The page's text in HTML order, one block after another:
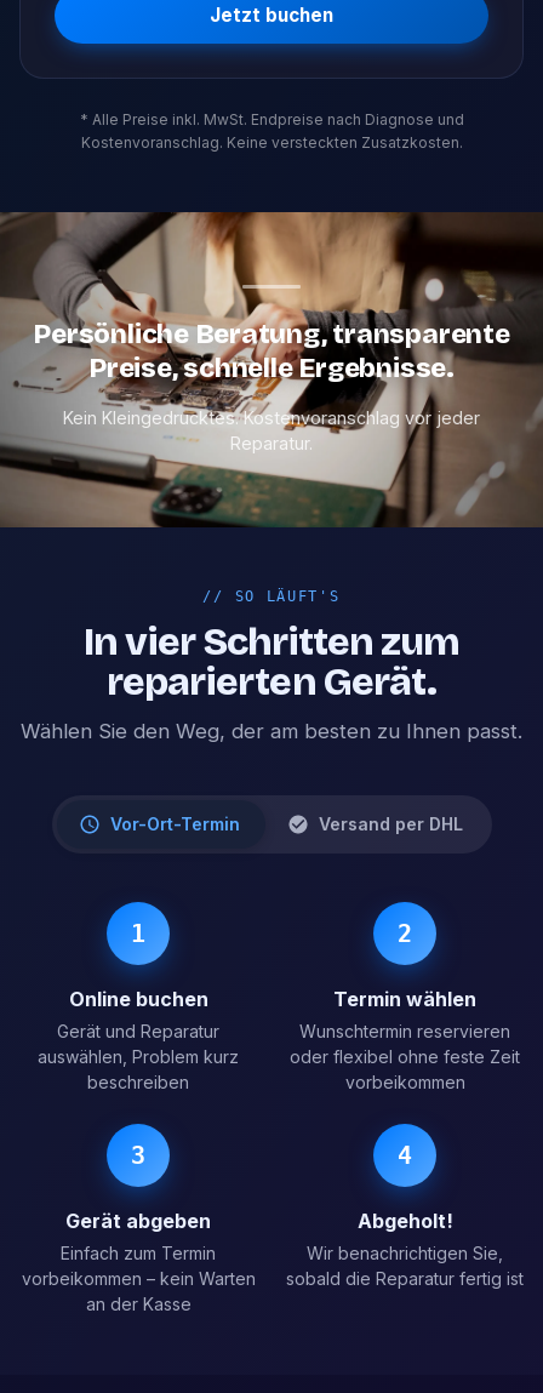
Jetzt buchen
* Alle Preise inkl. MwSt. Endpreise nach Diagnose und
Kostenvoranschlag. Keine versteckten Zusatzkosten.
Persönliche Beratung, transparente
Preise, schnelle Ergebnisse.
Kein Kleingedrucktes. Kostenvoranschlag vor jeder
Reparatur.
// SO LÄUFT'S
In vier Schritten zum
reparierten Gerät.
Wählen Sie den Weg, der am besten zu Ihnen passt.
Vor-Ort-Termin Versand per DHL
1
Online buchen
Gerät und Reparatur
auswählen, Problem kurz
beschreiben
2
Termin wählen
Wunschtermin reservieren
oder flexibel ohne feste Zeit
vorbeikommen
3
Gerät abgeben
Einfach zum Termin
vorbeikommen – kein Warten
an der Kasse
4
Abgeholt!
Wir benachrichtigen Sie,
sobald die Reparatur fertig ist